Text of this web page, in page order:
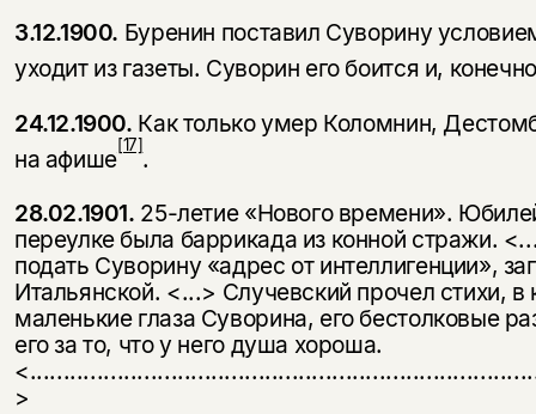
3.12.1900. Буренин поставил Суворину
уходит из газеты. Суворин его боится и,
24.12.1900. Как только умер Коломнин,
на афише[17].
28.02.1901. 25-летие «Нового времени».
переулке была баррикада из конной стражи.
подать Суворину «адрес от интеллигенции»,
Итальянской. <...> Случевский прочел стихи,
маленькие глаза Суворина, его бестолковые
его за то, что у него душа хороша.
>